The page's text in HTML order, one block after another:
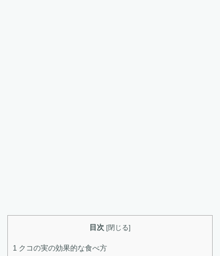
目次 [閉じる]
1 クコの実の効果的な食べ方